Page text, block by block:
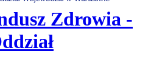
Zdrowia -